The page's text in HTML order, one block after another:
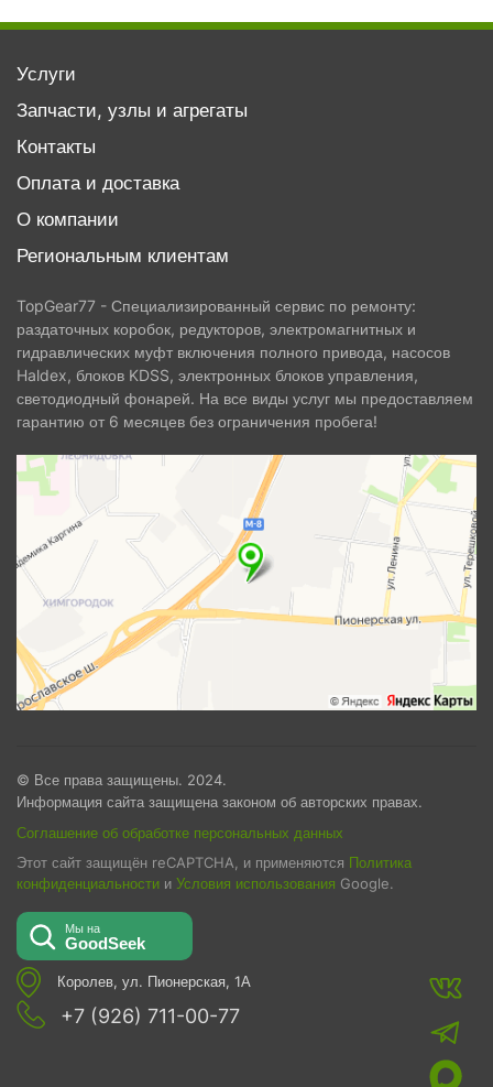
Услуги
Запчасти, узлы и агрегаты
Контакты
Оплата и доставка
О компании
Региональным клиентам
TopGear77 - Специализированный сервис по ремонту:
раздаточных коробок, редукторов, электромагнитных и
гидравлических муфт включения полного привода, насосов
Haldex, блоков KDSS, электронных блоков управления,
светодиодный фонарей. На все виды услуг мы предоставляем
гарантию от 6 месяцев без ограничения пробега!
© Все права защищены. 2024.
Информация сайта защищена законом об авторских правах.
Соглашение об обработке персональных данных
Этот сайт защищён reCAPTCHA, и применяются Политика
конфиденциальности и Условия использования Google.
Королев, ул. Пионерская, 1А
+7 (926) 711-00-77